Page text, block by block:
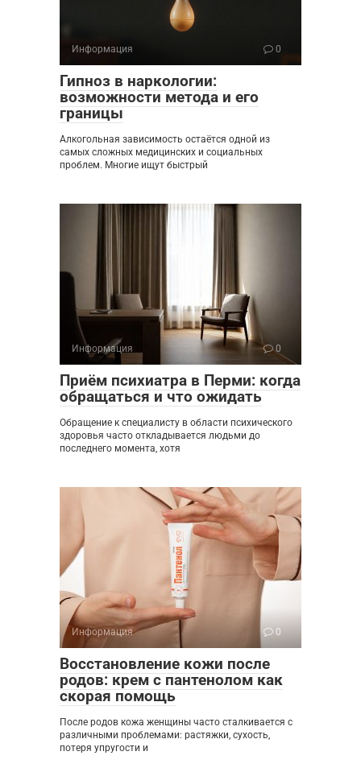
Информация 0
Гипноз в наркологии:
возможности метода и его
границы
Алкогольная зависимость остаётся одной из
самых сложных медицинских и социальных
проблем. Многие ищут быстрый
Информация 0
Приём психиатра в Перми: когда
обращаться и что ожидать
Обращение к специалисту в области психического
здоровья часто откладывается людьми до
последнего момента, хотя
Информация 0
Восстановление кожи после
родов: крем с пантенолом как
скорая помощь
После родов кожа женщины часто сталкивается с
различными проблемами: растяжки, сухость,
потеря упругости и